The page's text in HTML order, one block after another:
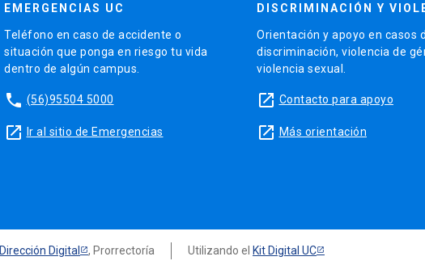
EMERGENCIAS UC
Teléfono en caso de accidente o
situación que ponga en riesgo tu vida
dentro de algún campus.
phone (56)95504 5000
launch Ir al sitio de Emergencias
DISCRIMINACIÓN Y
Orientación y apoyo en casos
discriminación, violencia de
violencia sexual.
launch Contacto para apoyo
launch Más orientación
Dirección Digital , Prorrectoría Utilizando el Kit Digital UC